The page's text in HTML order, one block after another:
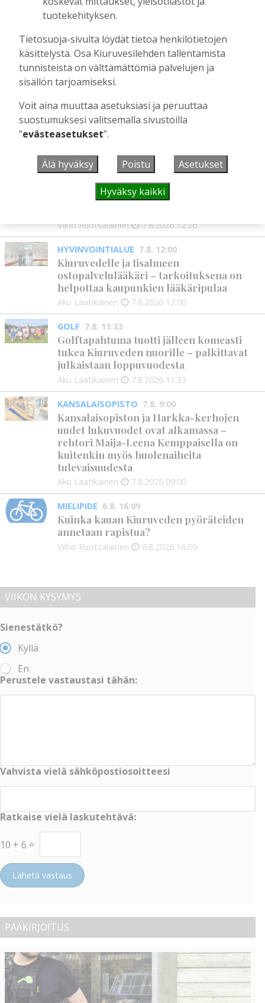
Tilaajille
Aku Laatikainen
Äiti ja tytär kirjoittavat sodasta ja
siirtolaisuudesta – kirjojen päähenkilöt ja
toinen kirjoittaja ovat kotoisin
Kiuruveden Ruutanalta
Tilaajille
Aku Laatikainen 22.7.2026 11:00
UUSIMMAT
MIELIPIDE 7.8. 12:26
Vilho Ruotsalainen 7.8.2026 12:26
HYVINVOINTIALUE 7.8. 12:00
Kiuruvedelle ja Iisalmeen
ostopalvelulääkäri – tarkoituksena on
helpottaa kaupunkien lääkäripulaa
Aku Laatikainen 7.8.2026 12:00
GOLF 7.8. 11:33
Golftapahtuma tuotti jälleen komeasti
tukea Kiuruveden nuorille – palkittavat
julkaistaan loppuvuodesta
Aku Laatikainen 7.8.2026 11:33
KANSALAISOPISTO 7.8. 9:00
Kansalaisopiston ja Harkka-kerhojen
uudet lukuvuodet ovat alkamassa –
rehtori Maija-Leena Kemppaisella on
kuitenkin myös huolenaiheita
tulevaisuudesta
Aku Laatikainen 7.8.2026 09:00
MIELIPIDE 6.8. 16:09
Kuinka kauan Kiuruveden pyöräteiden
annetaan rapistua?
Vilho Ruotsalainen 6.8.2026 16:09
VIIKON KYSYMYS
Sienestätkö?
Kyllä
En
Perustele vastaustasi tähän:
Vahvista vielä sähköpostiosoitteesi
Ratkaise vielä laskutehtävä:
10 + 6 =
Lähetä vastaus
PÄÄKIRJOITUS
tuotekehityksen.
Tietosuoja-sivulta löydät tietoa henkilötietojen
käsittelystä. Osa Kiuruvesilehden tallentamista
tunnisteista on välttämättömiä palvelujen ja
sisällön tarjoamiseksi.
Voit aina muuttaa asetuksiasi ja peruuttaa
suostumuksesi valitsemalla sivustoilla
”evästeasetukset”.
Älä hyväksy Poistu Asetukset
Hyväksy kaikki